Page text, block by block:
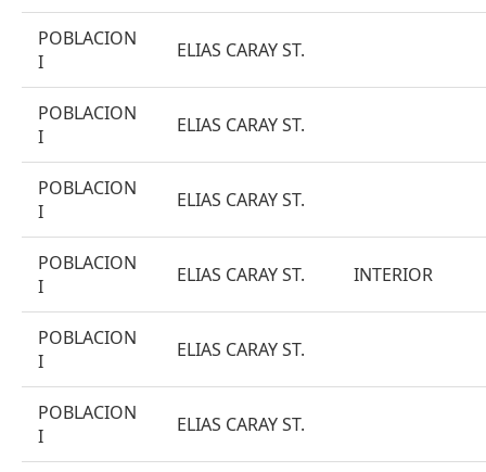
POBLACION
I
ELIAS CARAY ST.
POBLACION
I
ELIAS CARAY ST.
POBLACION
I
ELIAS CARAY ST.
POBLACION
I
ELIAS CARAY ST. INTERIOR
POBLACION
I
ELIAS CARAY ST.
POBLACION
I
ELIAS CARAY ST.